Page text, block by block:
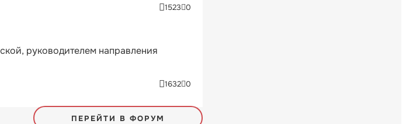
1523 0
руководителем направления
1632 0
ПЕРЕЙТИ В ФОРУМ